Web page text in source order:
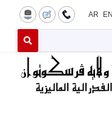
EN
AR
for results.